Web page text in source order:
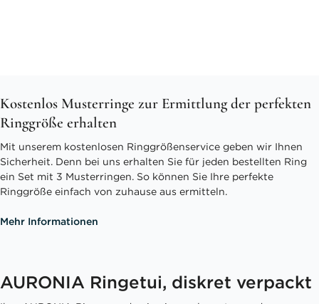
Kostenlos Musterringe zur Ermittlung der perfekten
Ringgröße erhalten
Mit unserem kostenlosen Ringgrößenservice geben wir Ihnen
Sicherheit. Denn bei uns erhalten Sie für jeden bestellten Ring
ein Set mit 3 Musterringen. So können Sie Ihre perfekte
Ringgröße einfach von zuhause aus ermitteln.
Mehr Informationen
AURONIA Ringetui, diskret verpackt